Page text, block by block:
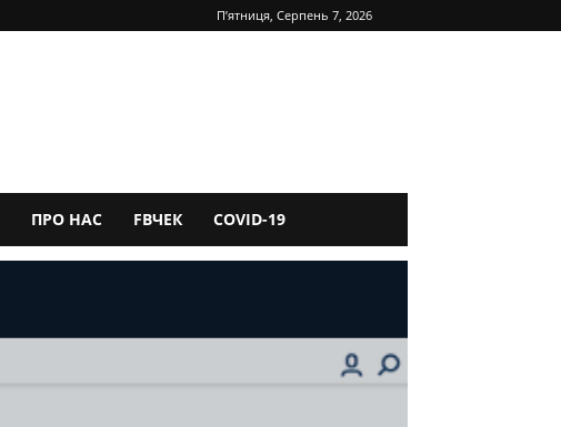
П’ятниця, Серпень 7, 2026
ПРО НАС FBЧЕК COVID-19